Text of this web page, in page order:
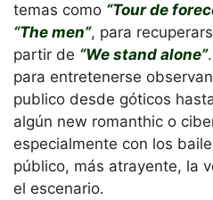
temas como “Tour de
“The men”, para
partir de “We stand alone”
para entretenerse
publico desde góticos
algún new romanthic o
especialmente con los
público, más atrayente, la
el escenario.